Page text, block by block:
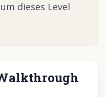
dieses Level